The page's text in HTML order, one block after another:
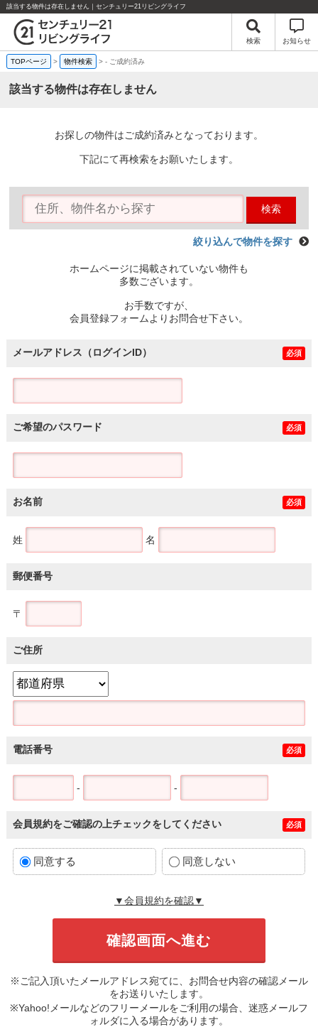
該当する物件は存在しません｜センチュリー21リビングライフ
検索 お知らせ
TOPページ > 物件検索 >- ご成約済み
該当する物件は存在しません
お探しの物件はご成約済みとなっております。
下記にて再検索をお願いたします。
検索
絞り込んで物件を探す
ホームページに掲載されていない物件も
多数ございます。
お手数ですが、
会員登録フォームよりお問合せ下さい。
メールアドレス（ログインID） 必須
ご希望のパスワード 必須
お名前 必須
姓 名
郵便番号
〒
ご住所
電話番号 必須
- -
会員規約をご確認の上チェックをしてください 必須
同意する 同意しない
▼会員規約を確認▼
※ご記入頂いたメールアドレス宛てに、お問合せ内容の確認メール
をお送りいたします。
※Yahoo!メールなどのフリーメールをご利用の場合、迷惑メールフ
ォルダに入る場合があります。